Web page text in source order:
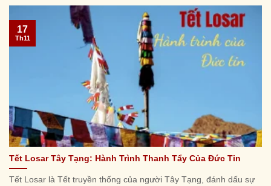
Tết Losar Tây Tạng: Hành Trình Thanh Tẩy Của Đức Tin
Tết Losar là Tết truyền thống của người Tây Tạng, đánh dấu sự
17
Th11